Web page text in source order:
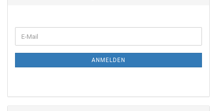
ZUR
E-
Mail
ANMELDEN